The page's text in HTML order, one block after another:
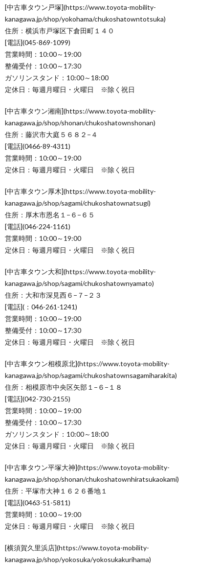
[中古車タウン戸塚](https://www.toyota-mobility-
kanagawa.jp/shop/yokohama/chukoshatowntotsuka)
住所：横浜市戸塚区下倉田町１４０
[電話](045-869-1099)
営業時間：10:00～19:00
整備受付：10:00～17:30
ガソリンスタンド：10:00～18:00
定休日：毎週月曜日・火曜日 ※除く祝日
[中古車タウン湘南](https://www.toyota-mobility-
kanagawa.jp/shop/shonan/chukoshatownshonan)
住所：藤沢市大庭５６８２−４
[電話](0466-89-4311)
営業時間：10:00～19:00
定休日：毎週月曜日・火曜日 ※除く祝日
[中古車タウン厚木](https://www.toyota-mobility-
kanagawa.jp/shop/sagami/chukoshatownatsugi)
住所：厚木市恩名１−６−６５
[電話](046-224-1161)
営業時間：10:00～19:00
定休日：毎週月曜日・火曜日 ※除く祝日
[中古車タウン大和](https://www.toyota-mobility-
kanagawa.jp/shop/sagami/chukoshatownyamato)
住所：大和市深見西６−７−２３
[電話](：046-261-1241)
営業時間：10:00～19:00
整備受付：10:00～17:30
定休日：毎週月曜日・火曜日 ※除く祝日
[中古車タウン相模原北](https://www.toyota-mobility-
kanagawa.jp/shop/sagami/chukoshatownsagamiharakita)
住所：相模原市中央区矢部１−６−１８
[電話](042-730-2155)
営業時間：10:00～19:00
整備受付：10:00～17:30
ガソリンスタンド：10:00～18:00
定休日：毎週月曜日・火曜日 ※除く祝日
[中古車タウン平塚大神](https://www.toyota-mobility-
kanagawa.jp/shop/shonan/chukoshatownhiratsukaokami)
住所：平塚市大神１６２６番地１
[電話](0463-51-5811)
営業時間：10:00～19:00
定休日：毎週月曜日・火曜日 ※除く祝日
[横須賀久里浜店](https://www.toyota-mobility-
kanagawa.jp/shop/yokosuka/yokosukakurihama)